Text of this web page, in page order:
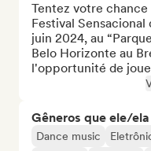
Tentez votre
Festival Sensacional
juin 2024, au
Belo Horizonte au
l'opportunité de
Gêneros que ele/
Dance music